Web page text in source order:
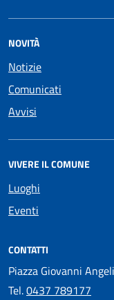
NOVITÀ
Notizie
Comunicati
Avvisi
VIVERE IL COMUNE
Luoghi
Eventi
CONTATTI
Piazza Giovanni
Tel.0437 789177